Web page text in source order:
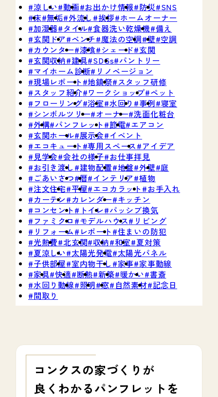
涼しい 動画 お出かけ情報 防災 SNS
床 無垢 外流し 挨拶 ホームオーナー
加湿器 タイル 食器洗い乾燥機 備え
玄関ドア ベンチ 魔法の空調 壁 空調
カウンター 漆喰 シェード 玄関
玄関収納 建具 SDGs パントリー
マイホーム診断
リノベージョン
現場レポート 地鎮祭 スタッフ研修
スタッフ紹介 ワークショップ ペット
フローリング 浴室 水回り 事例 寝室
シンボルツリー オーナー 洗面化粧台
外構 パンフレット 節電 エアコン
玄関ホール 展示会 イベント
エコキュート 専用スペース
アイデア
見学会 会社の様子 お仕事拝見
お引き渡し
建物配置 地盤 外壁 庭
ごあいさつ 暦 インテリア 植物
注文住宅 平屋 エコカラット
お手入れ
カーテン
カレンダー キッチン
コンセント
トイレ
パッシブ換気
ファミクロ
モデルハウス
リビング
リフォーム
レポート 住まいの防犯
光熱費 北玄関 収納 和室 夏対策
夏涼しい 太陽光発電 太陽光パネル
子供部屋 室内物干し 家事 家事動線
家具 快適 断熱 新築 暖かい 書斎
水回り動線 照明 窓 自然素材 記念日
間取り
コンクスの家づくりが
良くわかるパンフレットを